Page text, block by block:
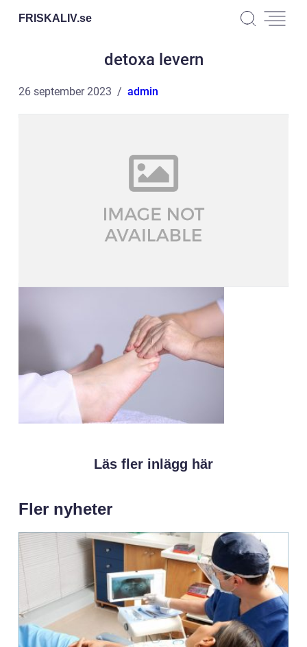
FRISKALIV.se
detoxa levern
26 september 2023 admin
Läs fler inlägg här
Fler nyheter